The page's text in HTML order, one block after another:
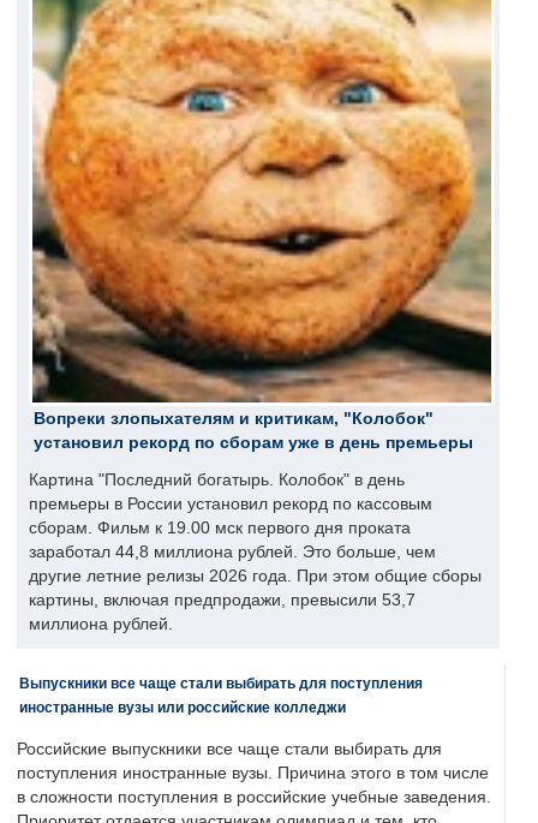
Вопреки злопыхателям и критикам, "Колобок"
установил рекорд по сборам уже в день премьеры
Картина "Последний богатырь. Колобок" в день
премьеры в России установил рекорд по кассовым
сборам. Фильм к 19.00 мск первого дня проката
заработал 44,8 миллиона рублей. Это больше, чем
другие летние релизы 2026 года. При этом общие сборы
картины, включая предпродажи, превысили 53,7
миллиона рублей.
Выпускники все чаще стали выбирать для поступления
иностранные вузы или российские колледжи
Российские выпускники все чаще стали выбирать для
поступления иностранные вузы. Причина этого в том числе
в сложности поступления в российские учебные заведения.